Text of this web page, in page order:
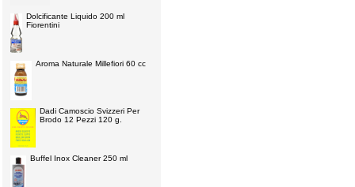
Dolcificante Liquido 200 ml
Fiorentini
Aroma Naturale Millefiori 60 cc
Dadi Camoscio Svizzeri Per
Brodo 12 Pezzi 120 g.
Buffel Inox Cleaner 250 ml